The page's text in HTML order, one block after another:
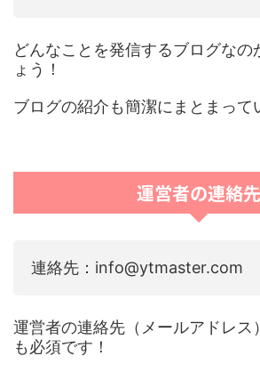
どんなことを発信するブログなの
ょう！
ブログの紹介も簡潔にまとまって
運営者の連絡先
連絡先：info@ytmaster.com
運営者の連絡先（メールアドレス
も必須です！